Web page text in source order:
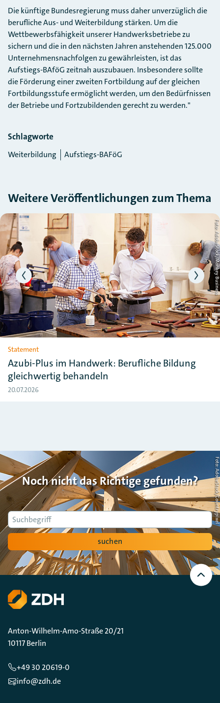
Die künftige Bundesregierung muss daher unverzüglich die
berufliche Aus- und Weiterbildung stärken. Um die
Wettbewerbsfähigkeit unserer Handwerksbetriebe zu
sichern und die in den nächsten Jahren anstehenden 125.000
Unternehmensnachfolgen zu gewährleisten, ist das
Aufstiegs-BAföG zeitnah auszubauen. Insbesondere sollte
die Förderung einer zweiten Fortbildung auf der gleichen
Fortbildungsstufe ermöglicht werden, um den Bedürfnissen
der Betriebe und Fortzubildenden gerecht zu werden."
Schlagworte
Weiterbildung Aufstiegs-BAFöG
Weitere Veröffentlichungen zum Thema
Slider überspringen Foto: AdobeStock/Monkey Business
Statement
Azubi-Plus im Handwerk: Berufliche Bildung
gleichwertig behandeln
20.07.2026
Noch nicht das Richtige gefunden?
Suche
suchen
Foto: AdobeStock/Countrypixel
Nach
oben
Scrollen
Anton-Wilhelm-Amo-Straße 20/21
10117 Berlin
+49 30 20619-0
info@zdh.de